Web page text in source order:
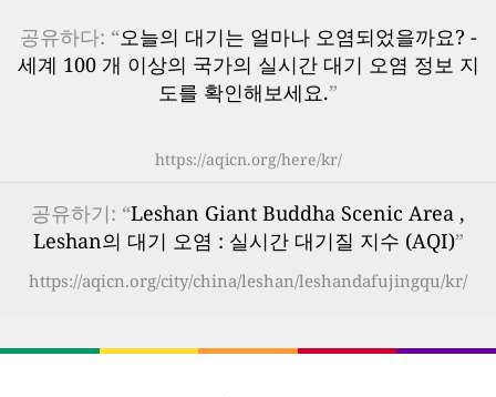
공유하다: “오늘의 대기는 얼마나 오염되었을까요? -
세계 100 개 이상의 국가의 실시간 대기 오염 정보 지
도를 확인해보세요.”
https://aqicn.org/here/kr/
공유하기: “Leshan Giant Buddha Scenic Area ,
Leshan의 대기 오염 : 실시간 대기질 지수 (AQI)”
https://aqicn.org/city/china/leshan/leshandafujingqu/kr/